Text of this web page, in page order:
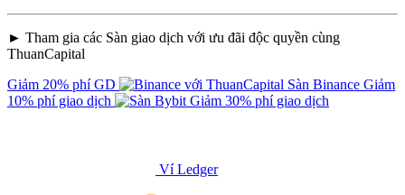
► Tham gia các Sàn giao dịch với ưu đãi độc quyền cùng
ThuanCapital
Giảm 20% phí GD
Sàn Binance Giảm
10% phí giao dịch
Giảm 30% phí giao dịch
Ví Ledger